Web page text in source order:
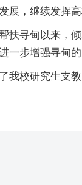
展，继续发挥
扶寻甸以来，
一步增强寻甸的
我校研究生支